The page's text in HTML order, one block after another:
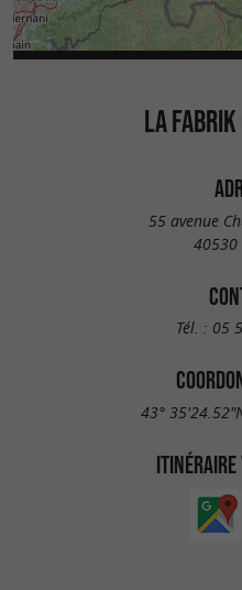
LA
55 avenue
40530
Tél. : 05
43°